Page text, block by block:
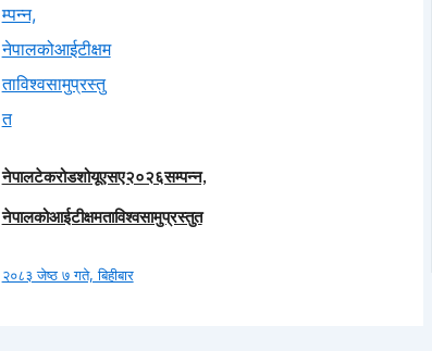
नेपालटेकरोडशोयूएसए२०२६सम्पन्न,
नेपालकोआईटीक्षमताविश्वसामुप्रस्तुत
२०८३ जेष्ठ ७ गते, बिहीबार